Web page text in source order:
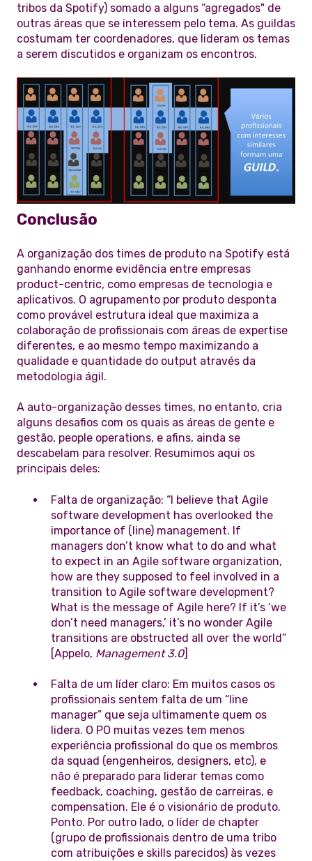
tribos da Spotify) somado a alguns “agregados" de
outras áreas que se interessem pelo tema. As guildas
costumam ter coordenadores, que lideram os temas
a serem discutidos e organizam os encontros.
Conclusão
A organização dos times de produto na Spotify está
ganhando enorme evidência entre empresas
product-centric, como empresas de tecnologia e
aplicativos. O agrupamento por produto desponta
como provável estrutura ideal que maximiza a
colaboração de profissionais com áreas de expertise
diferentes, e ao mesmo tempo maximizando a
qualidade e quantidade do output através da
metodologia ágil.
A auto-organização desses times, no entanto, cria
alguns desafios com os quais as áreas de gente e
gestão, people operations, e afins, ainda se
descabelam para resolver. Resumimos aqui os
principais deles:
Falta de organização: “I believe that Agile
software development has overlooked the
importance of (line) management. If
managers don’t know what to do and what
to expect in an Agile software organization,
how are they supposed to feel involved in a
transition to Agile software development?
What is the message of Agile here? If it’s ‘we
don’t need managers,’ it’s no wonder Agile
transitions are obstructed all over the world”
[Appelo, Management 3.0]
Falta de um líder claro: Em muitos casos os
profissionais sentem falta de um “line
manager” que seja ultimamente quem os
lidera. O PO muitas vezes tem menos
experiência profissional do que os membros
da squad (engenheiros, designers, etc), e
não é preparado para liderar temas como
feedback, coaching, gestão de carreiras, e
compensation. Ele é o visionário de produto.
Ponto. Por outro lado, o líder de chapter
(grupo de profissionais dentro de uma tribo
com atribuições e skills parecidos) às vezes